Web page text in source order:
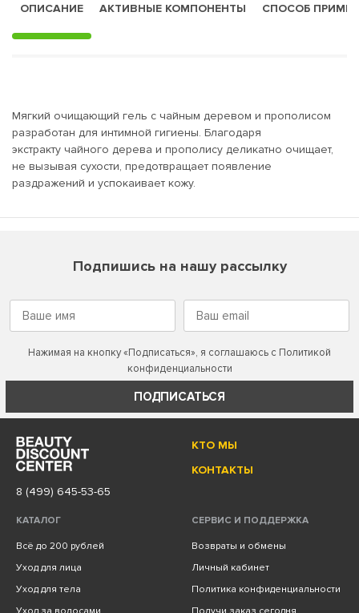
ОПИСАНИЕ
АКТИВНЫЕ КОМПОНЕНТЫ СПОСОБ
Мягкий очищающий гель с чайным деревом и прополисом
разработан для интимной гигиены. Благодаря
экстракту чайного дерева и прополису деликатно очищает,
не вызывая сухости, предотвращает появление
раздражений и успокаивает кожу.
Подпишись на нашу рассылку
Нажимая на кнопку «Подписаться», я соглашаюсь с Политикой
конфиденциальности
ПОДПИСАТЬСЯ
КТО МЫ
КОНТАКТЫ
8 (499) 645-53-65
КАТАЛОГ
Всё до 200 рублей
Уход для лица
Уход для тела
СЕРВИС И ПОДДЕРЖКА
Возвраты и обмены
Личный кабинет
Политика конфиденциальности